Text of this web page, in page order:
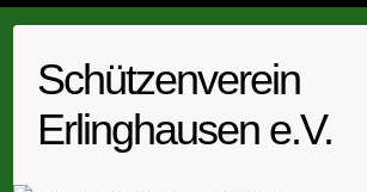
contentSchützenverein
Erlinghausen e.V.